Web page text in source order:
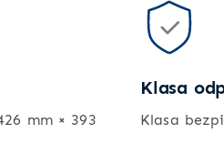
mm × 393
Klasa
Klasa